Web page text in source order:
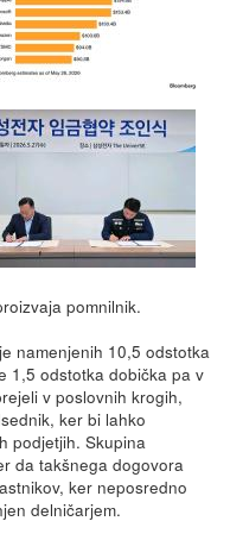
pomnilnik.
namenjenih 10,5 odstotka
1,5 odstotka dobička pa v
v poslovnih krogih,
ker bi lahko
podjetjih. Skupina
da takšnega dogovora
ker neposredno
delničarjem.